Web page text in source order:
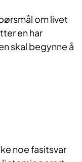
om livet
en har
skal begynne å
noe fasitsvar